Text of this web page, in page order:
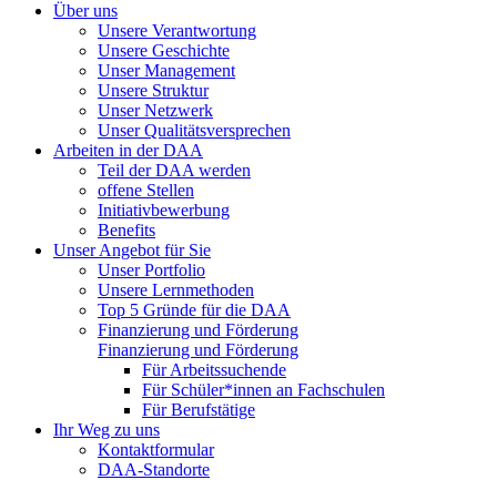
Über uns
Unsere Verantwortung
Unsere Geschichte
Unser Management
Unsere Struktur
Unser Netzwerk
Unser Qualitätsversprechen
Arbeiten in der DAA
Teil der DAA werden
offene Stellen
Initiativbewerbung
Benefits
Unser Angebot für Sie
Unser Portfolio
Unsere Lernmethoden
Top 5 Gründe für die DAA
Finanzierung und Förderung
Finanzierung und Förderung
Für Arbeitssuchende
Für Schüler*innen an Fachschulen
Für Berufstätige
Ihr Weg zu uns
Kontaktformular
DAA-Standorte